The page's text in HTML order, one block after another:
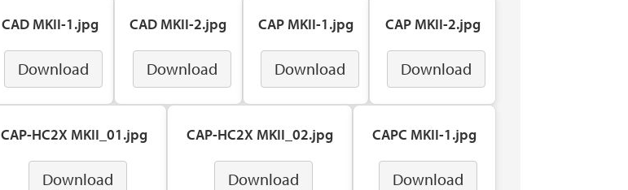
CAD MKII-1.jpg
Download
CAD MKII-2.jpg
Download
CAP MKII-1.jpg
Download
CAP MKII-2.jpg
Download
CAP-HC2X MKII_01.jpg
Download
CAP-HC2X MKII_02.jpg
Download
CAPC MKII-1.jpg
Download